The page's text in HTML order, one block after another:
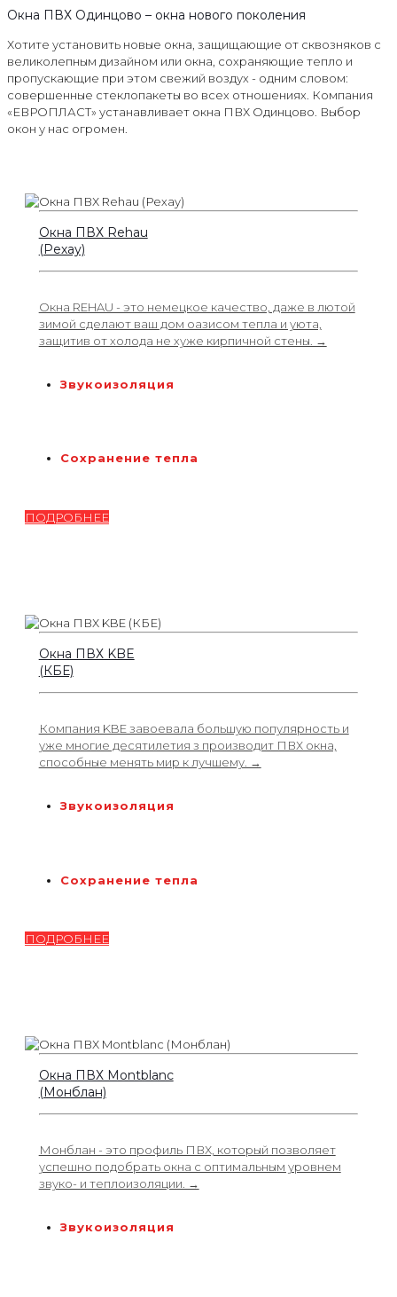
Окна ПВХ Одинцово – окна нового поколения
Хотите установить новые окна, защищающие от сквозняков с
великолепным дизайном или окна, сохраняющие тепло и
пропускающие при этом свежий воздух - одним словом:
совершенные стеклопакеты во всех отношениях. Компания
«ЕВРОПЛАСТ» устанавливает окна ПВХ Одинцово. Выбор
окон у нас огромен.
Окна ПВХ Rehau
(Рехау)
Окна REHAU - это немецкое качество, даже в лютой
зимой сделают ваш дом оазисом тепла и уюта,
защитив от холода не хуже кирпичной стены. →
Звукоизоляция
Сохранение тепла
ПОДРОБНЕЕ
Окна ПВХ KBE
(КБЕ)
Компания KBE завоевала большую популярность и
уже многие десятилетия з производит ПВХ окна,
способные менять мир к лучшему. →
Звукоизоляция
Сохранение тепла
ПОДРОБНЕЕ
Окна ПВХ Montblanc
(Монблан)
Монблан - это профиль ПВХ, который позволяет
успешно подобрать окна с оптимальным уровнем
звуко- и теплоизоляции. →
Звукоизоляция